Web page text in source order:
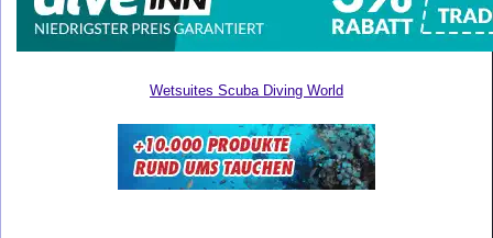
Wetsuites Scuba Diving World